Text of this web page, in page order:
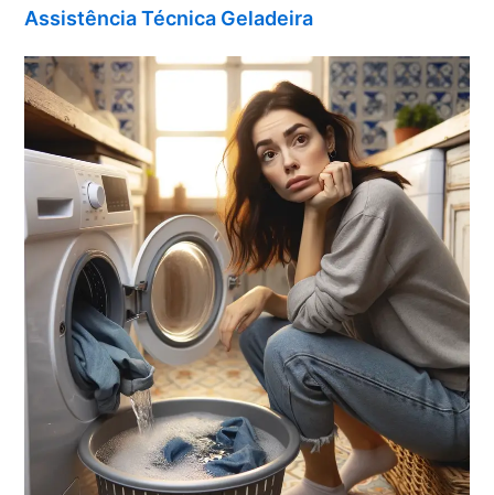
Assistência Técnica Geladeira